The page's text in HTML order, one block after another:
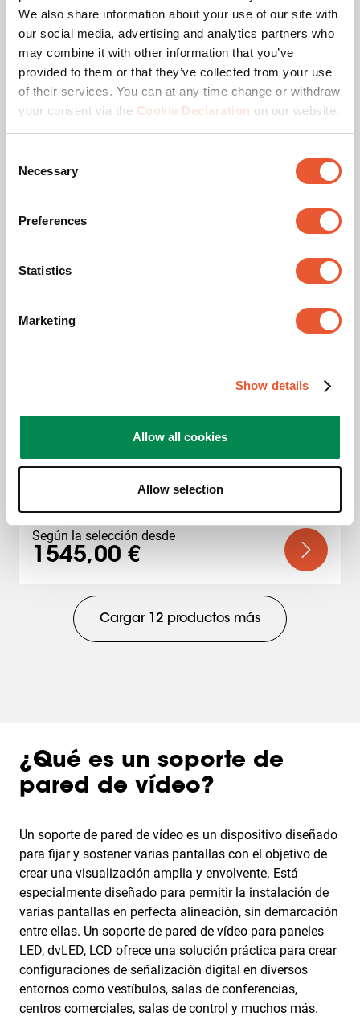
We also share information about your use of our site with
our social media, advertising and analytics partners who
may combine it with other information that you’ve
provided to them or that they’ve collected from your use
of their services. You can at any time change or withdraw
your consent via the Cookie Declaration on our website.
Selection
Necessary
Preferences
Statistics
Marketing
Show details
Allow all cookies
Allow selection
ajuste x, y y z
Según la selección desde
1545,00 €
ViewSonic
profundidad, ajuste x, y y z
Según la selección desde
1545,00 €
Cargar 12 productos más
¿Qué es un soporte de
pared de vídeo?
Un soporte de pared de vídeo es un dispositivo diseñado
para fijar y sostener varias pantallas con el objetivo de
crear una visualización amplia y envolvente. Está
especialmente diseñado para permitir la instalación de
varias pantallas en perfecta alineación, sin demarcación
entre ellas. Un soporte de pared de vídeo para paneles
LED, dvLED, LCD ofrece una solución práctica para crear
configuraciones de señalización digital en diversos
entornos como vestíbulos, salas de conferencias,
centros comerciales, salas de control y muchos más.